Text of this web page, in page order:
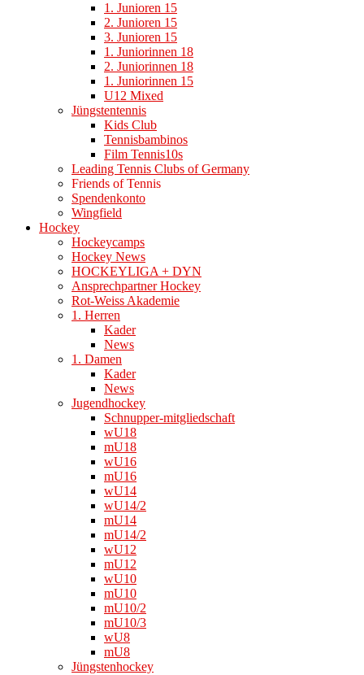
1. Junioren 15
2. Junioren 15
3. Junioren 15
1. Juniorinnen 18
2. Juniorinnen 18
1. Juniorinnen 15
U12 Mixed
Jüngstentennis
Kids Club
Tennisbambinos
Film Tennis10s
Leading Tennis Clubs of Germany
Friends of Tennis
Spendenkonto
Wingfield
Hockey
Hockeycamps
Hockey News
HOCKEYLIGA + DYN
Ansprechpartner Hockey
Rot-Weiss Akademie
1. Herren
Kader
News
1. Damen
Kader
News
Jugendhockey
Schnupper-mitgliedschaft
wU18
mU18
wU16
mU16
wU14
wU14/2
mU14
mU14/2
wU12
mU12
wU10
mU10
mU10/2
mU10/3
wU8
mU8
Jüngstenhockey